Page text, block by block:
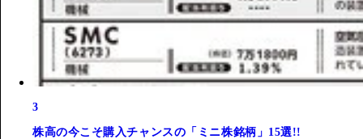
3
株高の今こそ購入チャンスの「ミニ株銘柄」15選!!